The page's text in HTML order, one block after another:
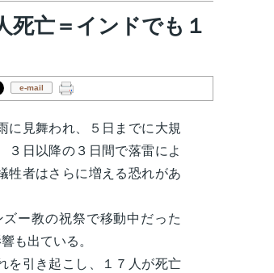
死亡＝インドでも１
e-mail
見舞われ、５日までに大規
３日以降の３日間で落雷によ
牲者はさらに増える恐れがあ
ー教の祝祭で移動中だった
も出ている。
を引き起こし、１７人が死亡